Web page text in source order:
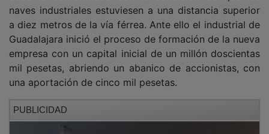
a diez metros de la vía férrea. Ante ello el industrial de
Guadalajara inició el proceso de formación de la nueva
empresa con un capital inicial de un millón doscientas
mil pesetas, abriendo un abanico de accionistas, con
una aportación de cinco mil pesetas.
Una vez iniciada la actividad empresarial se